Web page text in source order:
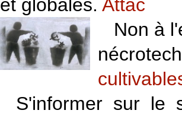
et globales. Attac
Non à
S'informer sur le